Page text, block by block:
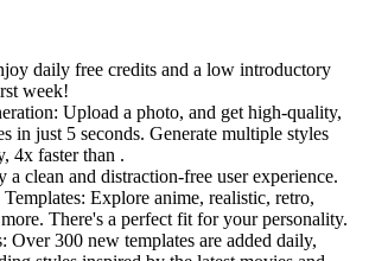
daily free credits and a low introductory
week!
Upload a photo, and get high-quality,
in just 5 seconds. Generate multiple styles
4x faster than .
clean and distraction-free user experience.
Explore anime, realistic, retro,
There's a perfect fit for your personality.
Over 300 new templates are added daily,